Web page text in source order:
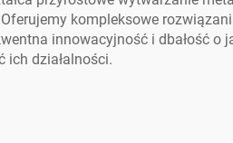
kompleksowe
innowacyjność i dbałość o
ich działalności.